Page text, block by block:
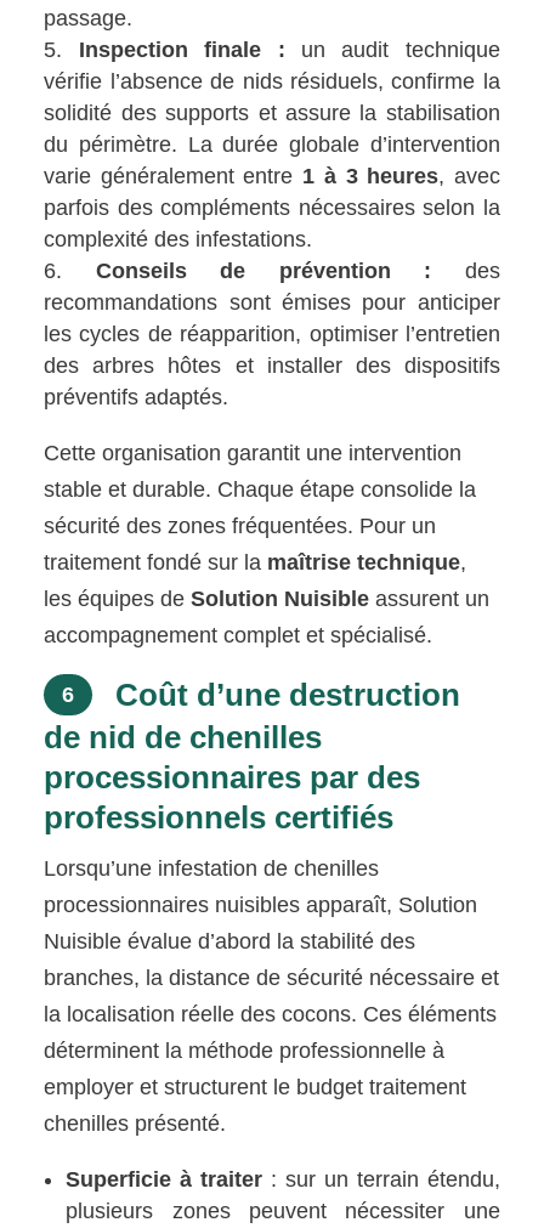
passage.
Inspection finale : un audit technique
vérifie l’absence de nids résiduels, confirme la
solidité des supports et assure la stabilisation
du périmètre. La durée globale d’intervention
varie généralement entre 1 à 3 heures, avec
parfois des compléments nécessaires selon la
complexité des infestations.
Conseils de prévention : des
recommandations sont émises pour anticiper
les cycles de réapparition, optimiser l’entretien
des arbres hôtes et installer des dispositifs
préventifs adaptés.
Cette organisation garantit une intervention
stable et durable. Chaque étape consolide la
sécurité des zones fréquentées. Pour un
traitement fondé sur la maîtrise technique,
les équipes deSolution Nuisible assurent un
accompagnement complet et spécialisé.
6
Coût d’une destruction
de nid de chenilles
processionnaires par des
professionnels certifiés
Lorsqu’une infestation de chenilles
processionnaires nuisibles apparaît, Solution
Nuisible évalue d’abord la stabilité des
branches, la distance de sécurité nécessaire et
la localisation réelle des cocons. Ces éléments
déterminent la méthode professionnelle à
employer et structurent le budget traitement
chenilles présenté.
Superficie à traiter : sur un terrain étendu,
plusieurs zones peuvent nécessiter une